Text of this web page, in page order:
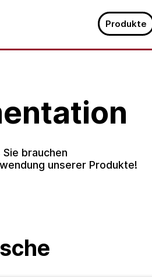
Produkte
Sie brauchen
unserer Produkte!